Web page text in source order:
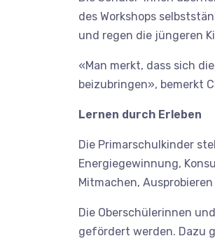
des Workshops
und regen die jüngeren
«Man merkt, dass sich
beizubringen», bemerkt
Lernen durch Erleben
Die Primarschulkinder
Energiegewinnung,
Mitmachen,
Die Oberschülerinnen
gefördert werden. Dazu